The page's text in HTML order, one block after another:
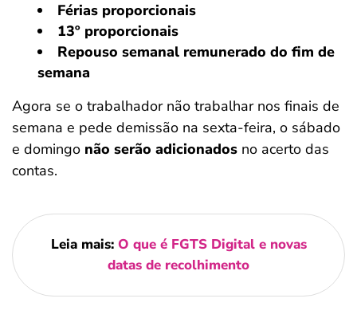
Férias proporcionais
13º proporcionais
Repouso semanal remunerado do fim de
semana
Agora se o trabalhador não trabalhar nos finais de
semana e pede demissão na sexta-feira, o sábado
e domingo não serão adicionados no acerto das
contas.
Leia mais: O que é FGTS Digital e novas
datas de recolhimento